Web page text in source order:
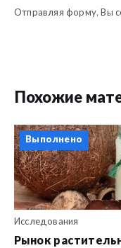
Отправляя форму, Вы
Похожие
Выполнено
Исследования
Рынок